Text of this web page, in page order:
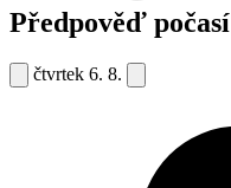
Předpověď počasí
čtvrtek 6. 8.